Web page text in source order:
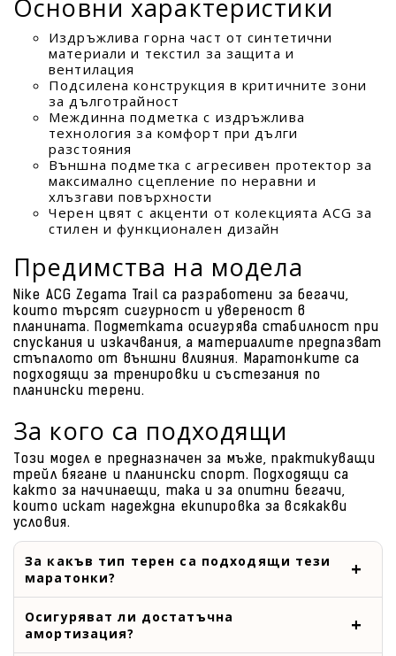
Основни характеристики
Издръжлива горна част от синтетични
материали и текстил за защита и
вентилация
Подсилена конструкция в критичните зони
за дълготрайност
Междинна подметка с издръжлива
технология за комфорт при дълги
разстояния
Външна подметка с агресивен протектор за
максимално сцепление по неравни и
хлъзгави повърхности
Черен цвят с акценти от колекцията ACG за
стилен и функционален дизайн
Предимства на модела
Nike ACG Zegama Trail са разработени за бегачи,
които търсят сигурност и увереност в
планината. Подметката осигурява стабилност при
спускания и изкачвания, а материалите предпазват
стъпалото от външни влияния. Маратонките са
подходящи за тренировки и състезания по
планински терени.
За кого са подходящи
Този модел е предназначен за мъже, практикуващи
трейл бягане и планински спорт. Подходящи са
както за начинаещи, така и за опитни бегачи,
които искат надеждна екипировка за всякакви
условия.
За какъв тип терен са подходящи тези
маратонки?
Осигуряват ли достатъчна
амортизация?